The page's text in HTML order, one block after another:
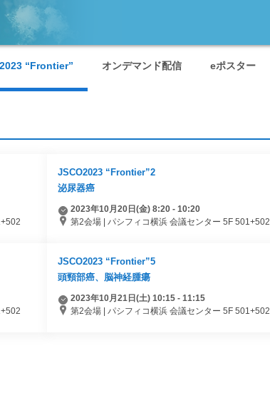
“Frontier” オンデマンド配信 eポスター
JSCO2023 “Frontier”2
泌尿器癌
2023年10月20日(金) 8:20 - 10:20
第2会場 | パシフィコ横浜 会議センター 5F 501+502
JSCO2023 “Frontier”5
頭頸部癌、脳神経腫瘍
2023年10月21日(土) 10:15 - 11:15
第2会場 | パシフィコ横浜 会議センター 5F 501+502